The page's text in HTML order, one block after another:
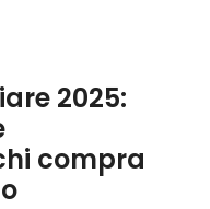
2025:
compra